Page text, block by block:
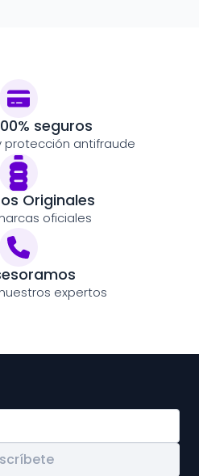
seguros
protección antifraude
Originales
oficiales
expertos